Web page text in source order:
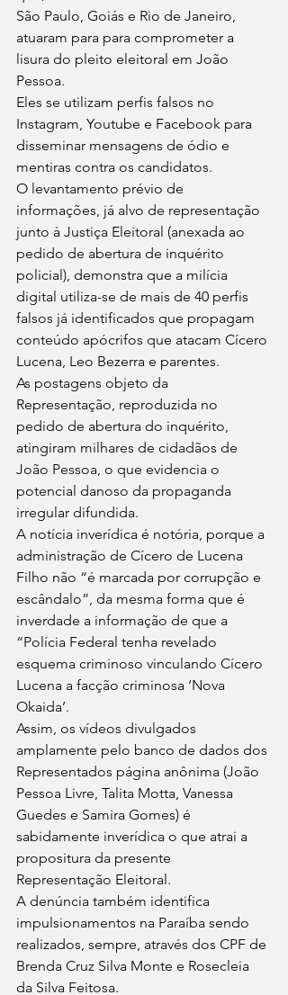
São Paulo, Goiás e Rio de Janeiro,
atuaram para para comprometer a
lisura do pleito eleitoral em João
Pessoa.
Eles se utilizam perfis falsos no
Instagram, Youtube e Facebook para
disseminar mensagens de ódio e
mentiras contra os candidatos.
O levantamento prévio de
informações, já alvo de representação
junto à Justiça Eleitoral (anexada ao
pedido de abertura de inquérito
policial), demonstra que a milícia
digital utiliza-se de mais de 40 perfis
falsos já identificados que propagam
conteúdo apócrifos que atacam Cícero
Lucena, Leo Bezerra e parentes.
As postagens objeto da
Representação, reproduzida no
pedido de abertura do inquérito,
atingiram milhares de cidadãos de
João Pessoa, o que evidencia o
potencial danoso da propaganda
irregular difundida.
A notícia inverídica é notória, porque a
administração de Cícero de Lucena
Filho não “é marcada por corrupção e
escândalo”, da mesma forma que é
inverdade a informação de que a
“Polícia Federal tenha revelado
esquema criminoso vinculando Cícero
Lucena a facção criminosa ‘Nova
Okaida’.
Assim, os vídeos divulgados
amplamente pelo banco de dados dos
Representados página anônima (João
Pessoa Livre, Talita Motta, Vanessa
Guedes e Samira Gomes) é
sabidamente inverídica o que atrai a
propositura da presente
Representação Eleitoral.
A denúncia também identifica
impulsionamentos na Paraíba sendo
realizados, sempre, através dos CPF de
Brenda Cruz Silva Monte e Rosecleia
da Silva Feitosa.